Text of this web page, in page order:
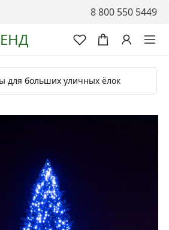
8 800 550 5449
для больших уличных ёлок